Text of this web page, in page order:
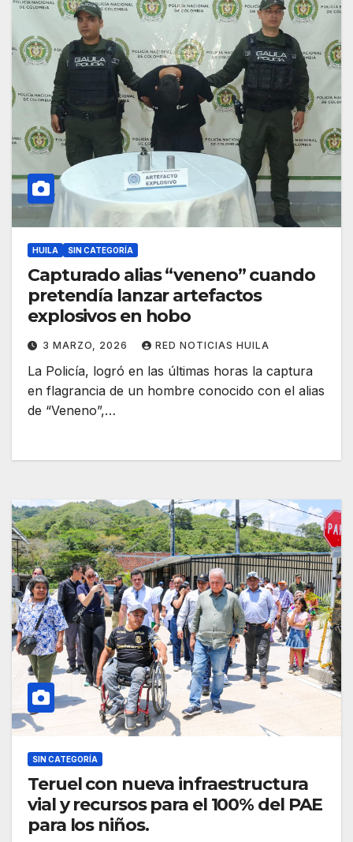
HUILA SIN CATEGORÍA
Capturado alias “veneno” cuando
pretendía lanzar artefactos
explosivos en hobo
3 MARZO, 2026 RED NOTICIAS HUILA
La Policía, logró en las últimas horas la captura
en flagrancia de un hombre conocido con el alias
de “Veneno”,…
SIN CATEGORÍA
Teruel con nueva infraestructura
vial y recursos para el 100% del PAE
para los niños.